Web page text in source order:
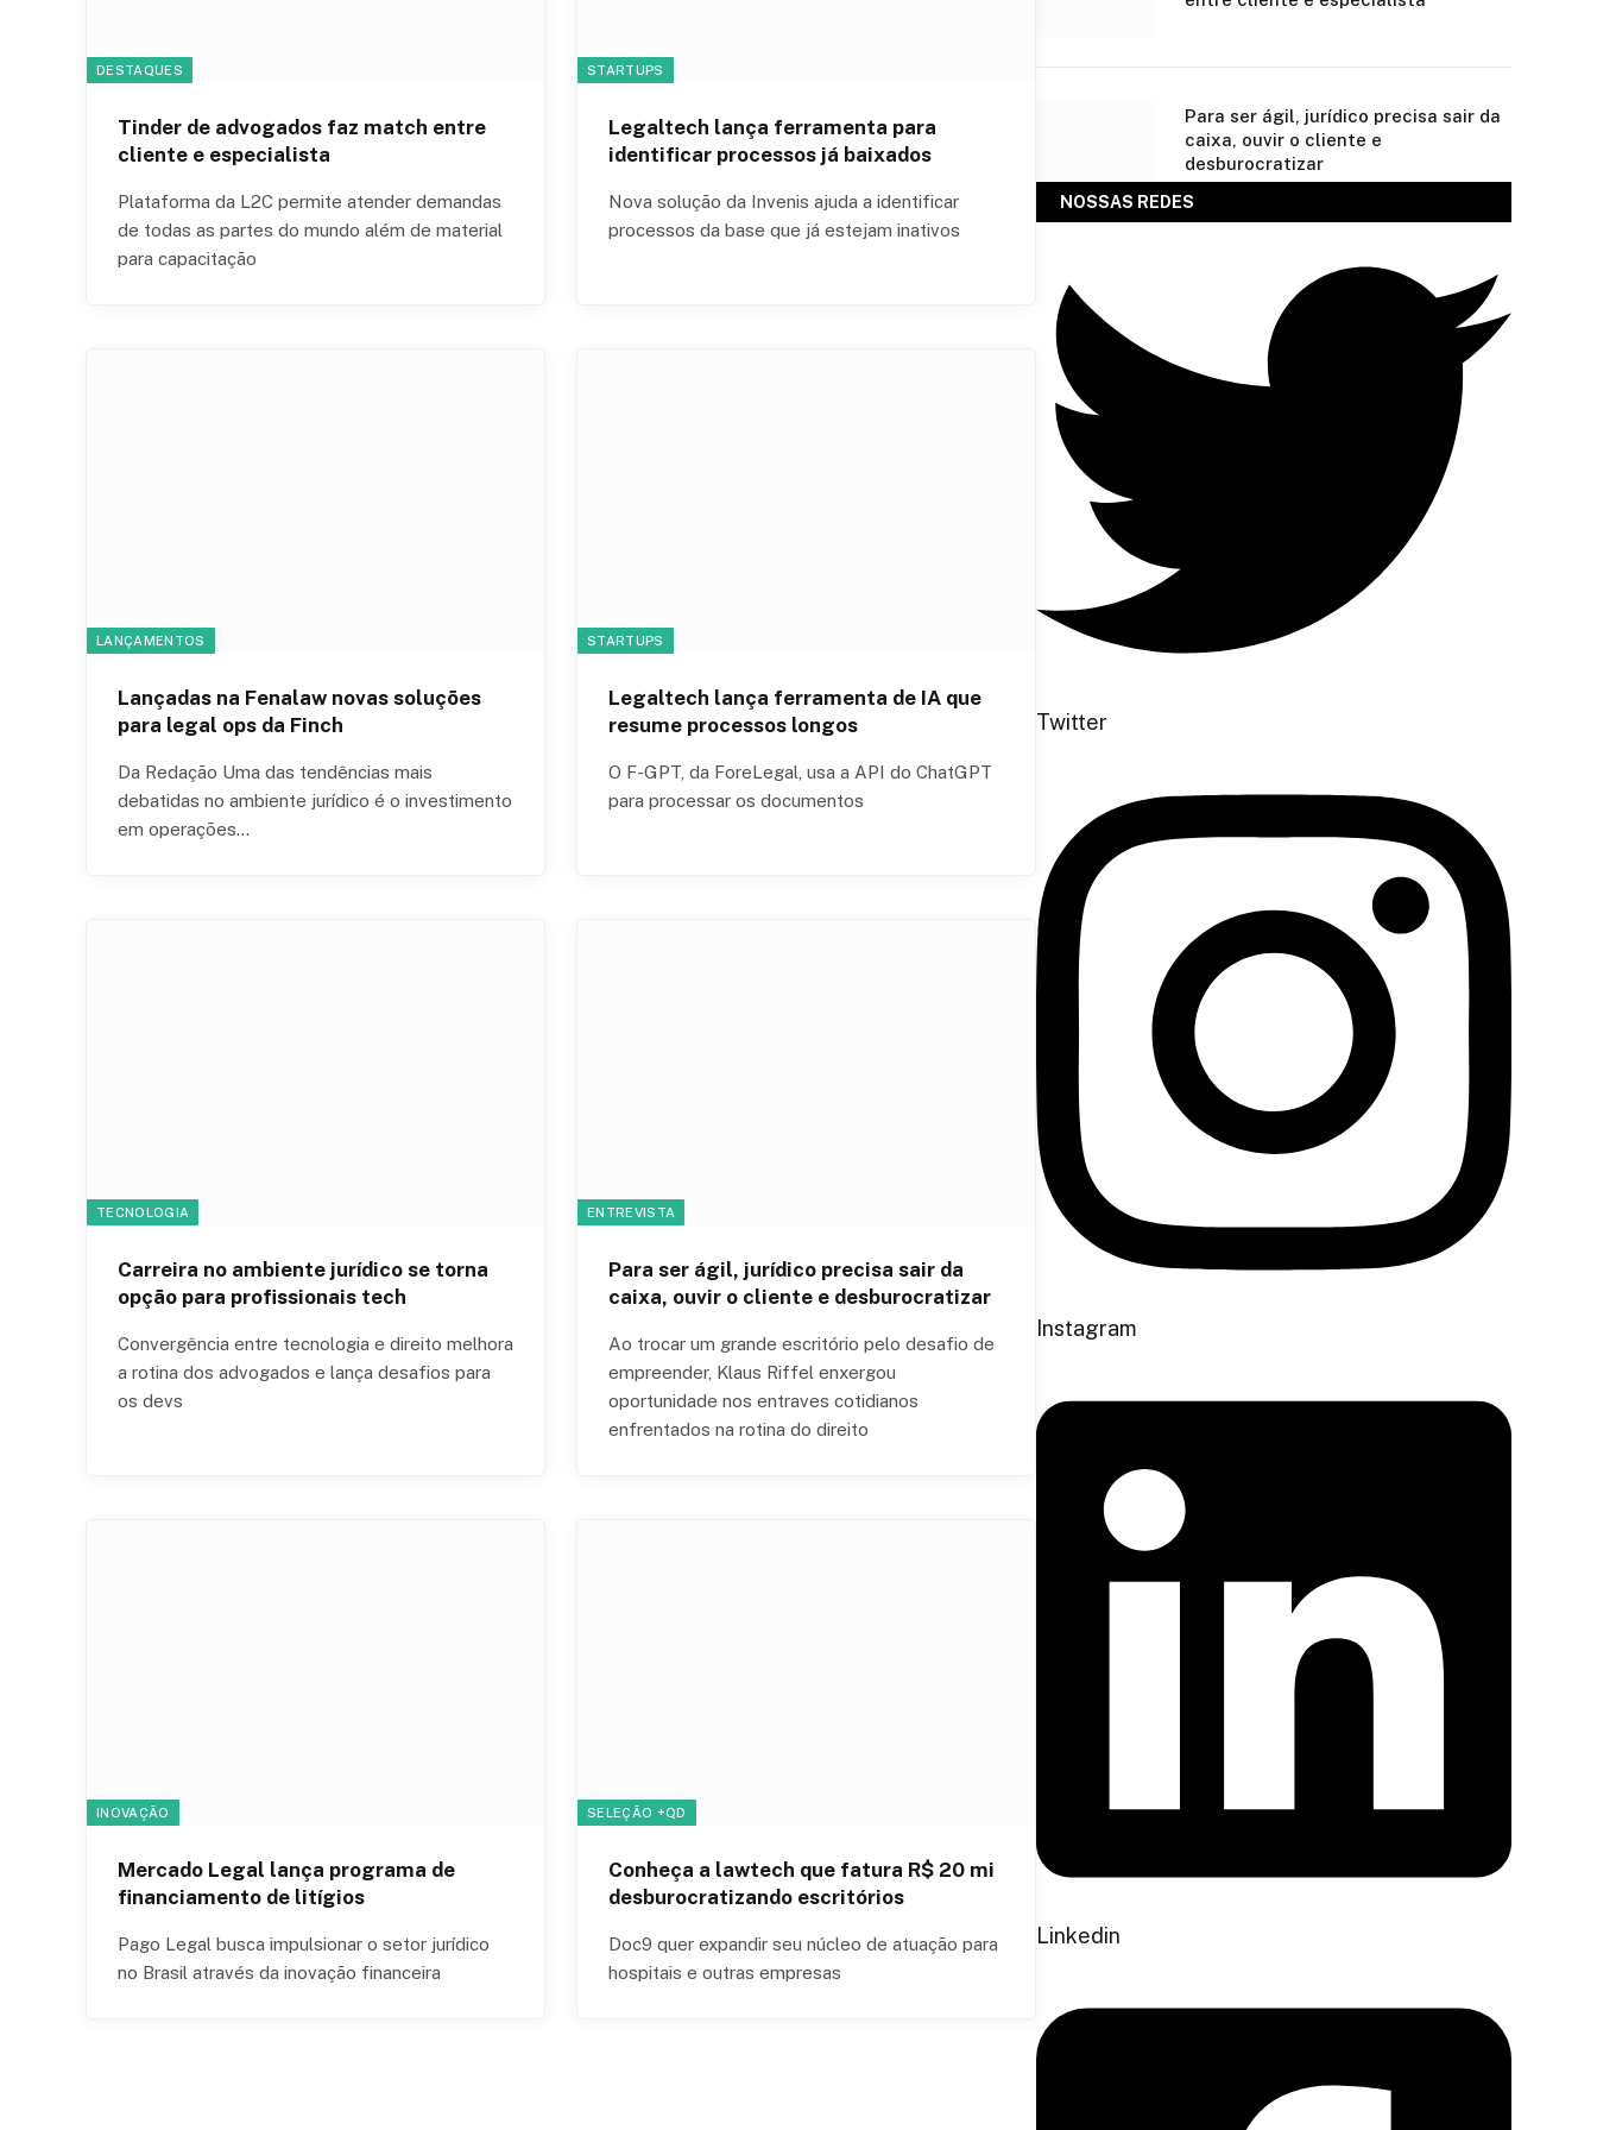
DESTAQUES
Tinder de advogados faz match entre
cliente e especialista
Plataforma da L2C permite atender demandas
de todas as partes do mundo além de material
para capacitação
STARTUPS
Legaltech lança ferramenta para
identificar processos já baixados
Nova solução da Invenis ajuda a identificar
processos da base que já estejam inativos
LANÇAMENTOS
Lançadas na Fenalaw novas soluções
para legal ops da Finch
Da Redação Uma das tendências mais
debatidas no ambiente jurídico é o investimento
em operações…
STARTUPS
Legaltech lança ferramenta de IA que
resume processos longos
O F-GPT, da ForeLegal, usa a API do ChatGPT
para processar os documentos
TECNOLOGIA
Carreira no ambiente jurídico se torna
opção para profissionais tech
Convergência entre tecnologia e direito melhora
a rotina dos advogados e lança desafios para
os devs
ENTREVISTA
Para ser ágil, jurídico precisa sair da
caixa, ouvir o cliente e desburocratizar
Ao trocar um grande escritório pelo desafio de
empreender, Klaus Riffel enxergou
oportunidade nos entraves cotidianos
enfrentados na rotina do direito
INOVAÇÃO
Mercado Legal lança programa de
financiamento de litígios
Pago Legal busca impulsionar o setor jurídico
no Brasil através da inovação financeira
SELEÇÃO +QD
Conheça a lawtech que fatura R$ 20 mi
desburocratizando escritórios
Doc9 quer expandir seu núcleo de atuação para
hospitais e outras empresas
Para ser ágil, jurídico precisa sair da
caixa, ouvir o cliente e
desburocratizar
NOSSAS REDES
Twitter
Instagram
Linkedin